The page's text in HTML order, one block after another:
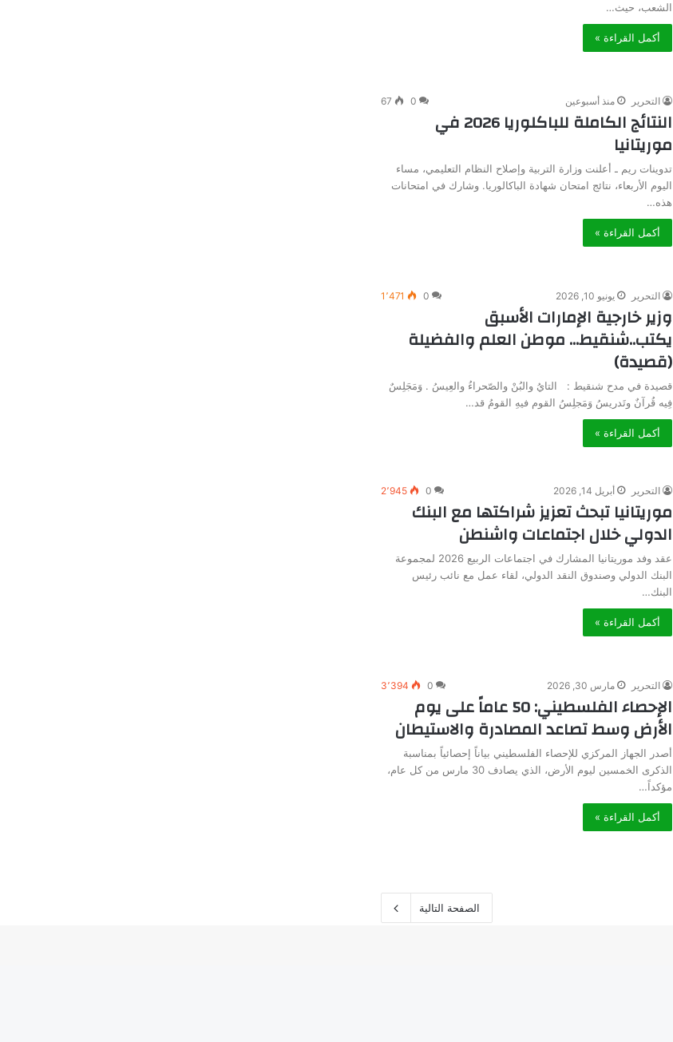
الشعب، حيث…
أكمل القراءة »
التحرير منذ أسبوعين 0
67
النتائج الكاملة للباكلوريا 2026 في
موريتانيا
تدوينات ريم ـ أعلنت وزارة التربية وإصلاح النظام التعليمي، مساء
اليوم الأربعاء، نتائج امتحان شهادة الباكالوريا. وشارك في امتحانات
هذه…
أكمل القراءة »
التحرير يونيو 10, 2026 0 1٬471
وزير خارجية الإمارات الأسبق
يكتب..شنقيط… موطن العلم والفضيلة
(قصيدة)
قصيدة في مدح شنقيط : التايُ والبُنْ والصّحراءُ والعِيسُ . وَمَجَلِسٌ
فِيه قُرآنٌ وتَدريسُ وَمَجلِسُ القوم فيهِ القومُ قد…
أكمل القراءة »
التحرير أبريل 14, 2026 0 2٬945
موريتانيا تبحث تعزيز شراكتها مع البنك
الدولي خلال اجتماعات واشنطن
عقد وفد موريتانيا المشارك في اجتماعات الربيع 2026 لمجموعة
البنك الدولي وصندوق النقد الدولي، لقاء عمل مع نائب رئيس
البنك…
أكمل القراءة »
التحرير مارس 30, 2026 0 3٬394
الإحصاء الفلسطيني: 50 عاماً على يوم
الأرض وسط تصاعد المصادرة والاستيطان
أصدر الجهاز المركزي للإحصاء الفلسطيني بياناً إحصائياً بمناسبة
الذكرى الخمسين ليوم الأرض، الذي يصادف 30 مارس من كل عام،
مؤكداً…
أكمل القراءة »
الصفحة التالية